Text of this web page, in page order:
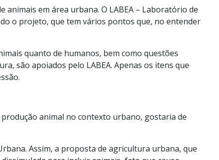
em área urbana. O LABEA – Laboratório de
o projeto, que tem vários pontos que, no entender
quanto de humanos, bem como questões
são apoiados pelo LABEA. Apenas os itens que
animal no contexto urbano, gostaria de
Assim, a proposta de agricultura urbana, que